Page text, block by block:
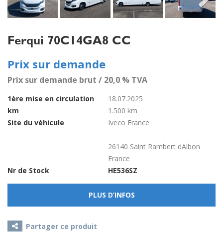
Next
Ferqui 70C14GA8 CC
Prix sur demande
Prix sur demande brut / 20,0 % TVA
1ère mise en circulation
18.07.2025
km
1.500 km
Site du véhicule
Iveco France
26140 Saint Rambert dAlbon
France
Nr de Stock
HE536SZ
PLUS D’INFOS
Partager ce produit